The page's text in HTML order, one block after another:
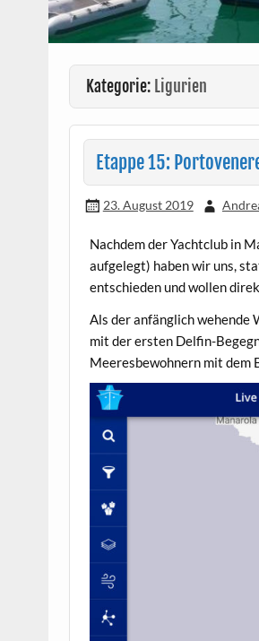
Kategorie: Ligurien
Etappe 15:
23. August 2019
Nachdem der Yachtclub in
aufgelegt) haben wir uns,
entschieden und wollen
Als der anfänglich wehende
mit der ersten Delfin-
Meeresbewohnern mit dem